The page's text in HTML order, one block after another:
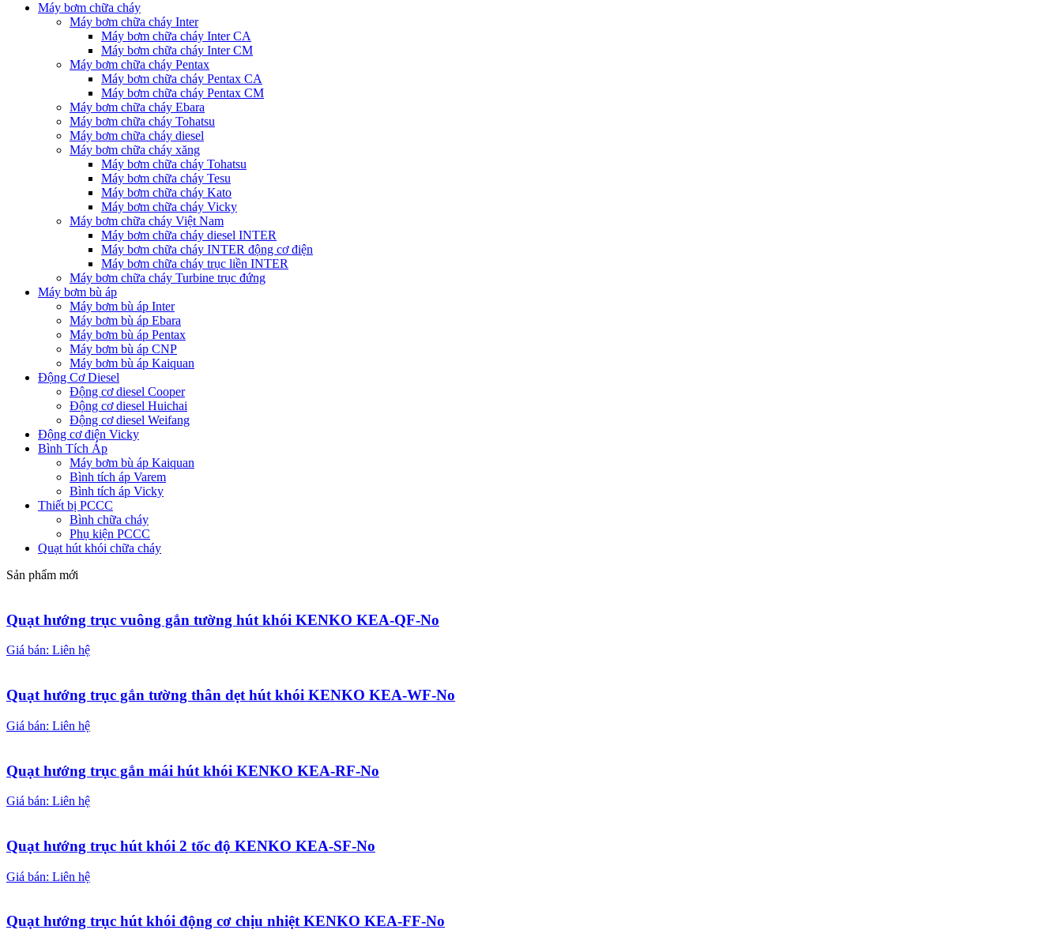
Máy bơm chữa cháy
Máy bơm chữa cháy Inter
Máy bơm chữa cháy Inter CA
Máy bơm chữa cháy Inter CM
Máy bơm chữa cháy Pentax
Máy bơm chữa cháy Pentax CA
Máy bơm chữa cháy Pentax CM
Máy bơm chữa cháy Ebara
Máy bơm chữa cháy Tohatsu
Máy bơm chữa cháy diesel
Máy bơm chữa cháy xăng
Máy bơm chữa cháy Tohatsu
Máy bơm chữa cháy Tesu
Máy bơm chữa cháy Kato
Máy bơm chữa cháy Vicky
Máy bơm chữa cháy Việt Nam
Máy bơm chữa cháy diesel INTER
Máy bơm chữa cháy INTER động cơ điện
Máy bơm chữa cháy trục liền INTER
Máy bơm chữa cháy Turbine trục đứng
Máy bơm bù áp
Máy bơm bù áp Inter
Máy bơm bù áp Ebara
Máy bơm bù áp Pentax
Máy bơm bù áp CNP
Máy bơm bù áp Kaiquan
Động Cơ Diesel
Động cơ diesel Cooper
Động cơ diesel Huichai
Động cơ diesel Weifang
Động cơ điện Vicky
Bình Tích Áp
Máy bơm bù áp Kaiquan
Bình tích áp Varem
Bình tích áp Vicky
Thiết bị PCCC
Bình chữa cháy
Phụ kiện PCCC
Quạt hút khói chữa cháy
Sản phẩm mới
Quạt hướng trục vuông gắn tường hút khói KENKO KEA-QF-No
Giá bán: Liên hệ
Quạt hướng trục gắn tường thân dẹt hút khói KENKO KEA-WF-No
Giá bán: Liên hệ
Quạt hướng trục gắn mái hút khói KENKO KEA-RF-No
Giá bán: Liên hệ
Quạt hướng trục hút khói 2 tốc độ KENKO KEA-SF-No
Giá bán: Liên hệ
Quạt hướng trục hút khói động cơ chịu nhiệt KENKO KEA-FF-No